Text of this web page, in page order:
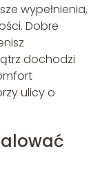
wypełnienia,
Dobre
dochodzi
ulicy o